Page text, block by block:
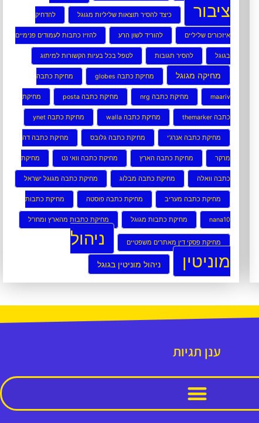
ציבור
כיצד להסיר תוצאות שליליות מגוגל להדחיק
איזכורים שליליים להוריד לשון הרע להזיז כתבות לעמודים פנימיים
בגוגל להסיר תגובות לטפל בכל בעיות הקשורות למיתוג
מחיקה מגוגל מחיקת כתבה globes מחיקת כתבה
maariv מחיקת כתבה nrg מחיקת כתבה posta מחיקת
כתבה themarker מחיקת כתבה walla מחיקת כתבה ynet
מחיקת כתבה אנרג’י מחיקת כתבה גלובס מחיקת כתבה דה
מרקר מחיקת כתבה הארץ מחיקת כתבה וואי נט מחיקת
כתבה וואלה מחיקת כתבה מבלוג מחיקת כתבה מגוגל ישראל
מחיקת כתבה מעריב מחיקת כתבה פוסטה מחיקת כתבות
nana10 מחיקת כתבות מגוגל מחיקת כתבות מהארץ ומחו”ל
מחיקת פסקי דין מאתרים משפטיים
ניהול
מוניטין
ניהול מוניטין בגוגל
ענן תגיות